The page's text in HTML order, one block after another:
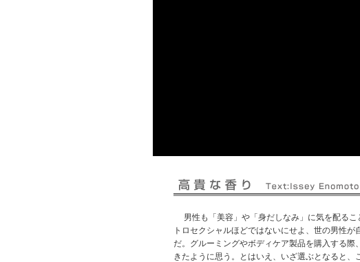
男性も「美容」や「身だしなみ」に気を配るこ
トロセクシャルほどではないにせよ、世の男性
だ。グルーミングやボディケア製品を購入する
きたように思う。とはいえ、いざ選ぶとなると